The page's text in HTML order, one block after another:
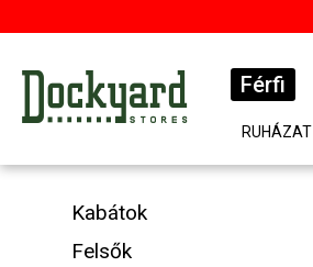
Férfi
RUHÁZAT
Kabátok
Felsők